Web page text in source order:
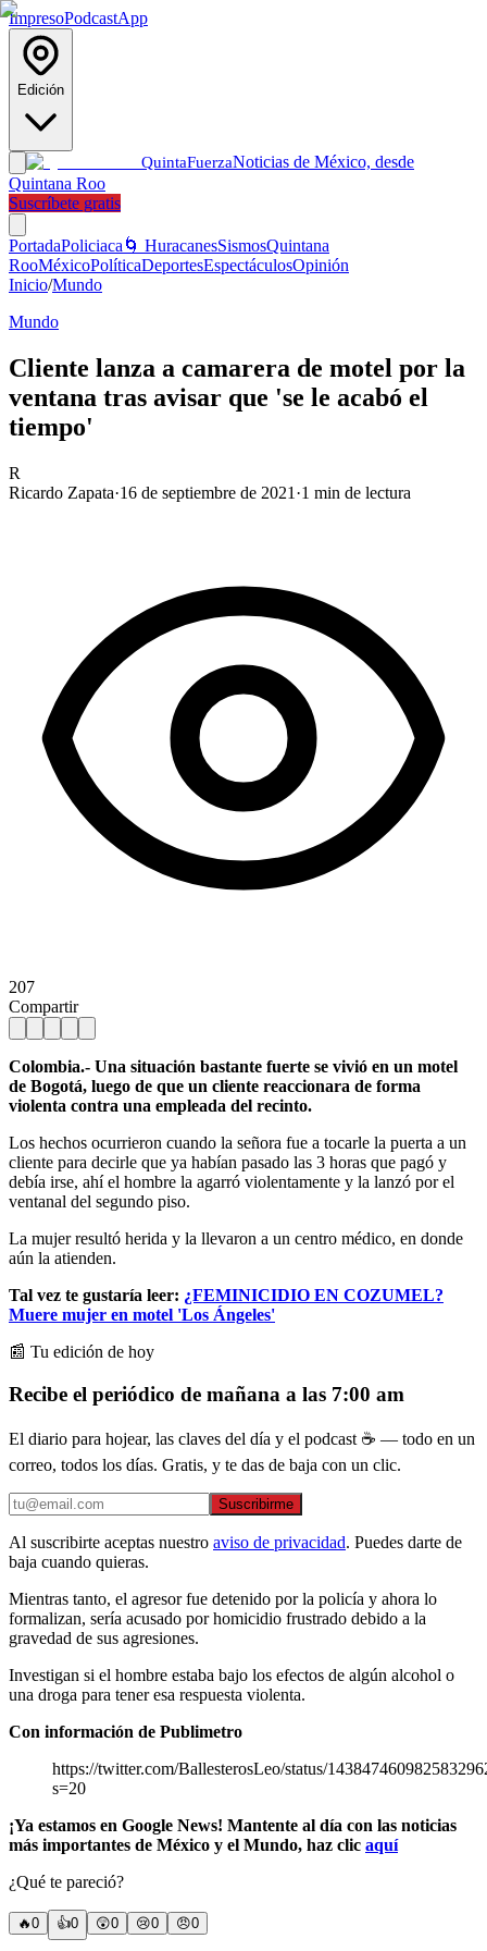
ImpresoPodcastApp
Edición
QuintaFuerzaNoticias de México, desde
Quintana Roo
Suscríbete gratis
PortadaPoliciaca 🌀 HuracanesSismosQuintana
RooMéxicoPolíticaDeportesEspectáculosOpinión
Inicio/Mundo
Mundo
Cliente lanza a camarera de motel por la
ventana tras avisar que 'se le acabó el
tiempo'
R
Ricardo Zapata·16 de septiembre de 2021 ·1 min de lectura
207
Compartir
Colombia.- Una situación bastante fuerte se vivió en un motel
de Bogotá, luego de que un cliente reaccionara de forma
violenta contra una empleada del recinto.
Los hechos ocurrieron cuando la señora fue a tocarle la puerta a un
cliente para decirle que ya habían pasado las 3 horas que pagó y
debía irse, ahí el hombre la agarró violentamente y la lanzó por el
ventanal del segundo piso.
La mujer resultó herida y la llevaron a un centro médico, en donde
aún la atienden.
Tal vez te gustaría leer: ¿FEMINICIDIO EN COZUMEL?
Muere mujer en motel 'Los Ángeles'
📰 Tu edición de hoy
Recibe el periódico de mañana a las 7:00 am
El diario para hojear, las claves del día y el podcast ☕ — todo en un
correo, todos los días. Gratis, y te das de baja con un clic.
Suscribirme
Al suscribirte aceptas nuestro aviso de privacidad. Puedes darte de
baja cuando quieras.
Mientras tanto, el agresor fue detenido por la policía y ahora lo
formalizan, sería acusado por homicidio frustrado debido a la
gravedad de sus agresiones.
Investigan si el hombre estaba bajo los efectos de algún alcohol o
una droga para tener esa respuesta violenta.
Con información de Publimetro
https://twitter.com/BallesterosLeo/status/
s=20
¡Ya estamos en Google News! Mantente al día con las noticias
más importantes de México y el Mundo, haz clic aquí
¿Qué te pareció?
🔥0 👍0 😲0 😢0 😠0